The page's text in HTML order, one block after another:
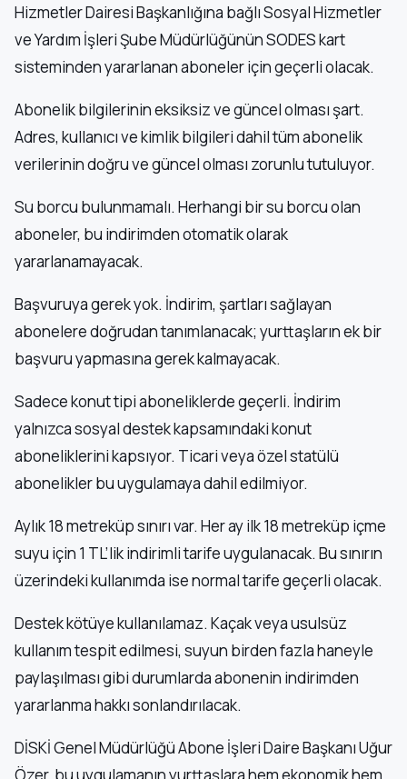
Hizmetler Dairesi Başkanlığına bağlı Sosyal Hizmetler
ve Yardım İşleri Şube Müdürlüğünün SODES kart
sisteminden yararlanan aboneler için geçerli olacak.
Abonelik bilgilerinin eksiksiz ve güncel olması şart.
Adres, kullanıcı ve kimlik bilgileri dahil tüm abonelik
verilerinin doğru ve güncel olması zorunlu tutuluyor.
Su borcu bulunmamalı. Herhangi bir su borcu olan
aboneler, bu indirimden otomatik olarak
yararlanamayacak.
Başvuruya gerek yok. İndirim, şartları sağlayan
abonelere doğrudan tanımlanacak; yurttaşların ek bir
başvuru yapmasına gerek kalmayacak.
Sadece konut tipi aboneliklerde geçerli. İndirim
yalnızca sosyal destek kapsamındaki konut
aboneliklerini kapsıyor. Ticari veya özel statülü
abonelikler bu uygulamaya dahil edilmiyor.
Aylık 18 metreküp sınırı var. Her ay ilk 18 metreküp içme
suyu için 1 TL’lik indirimli tarife uygulanacak. Bu sınırın
üzerindeki kullanımda ise normal tarife geçerli olacak.
Destek kötüye kullanılamaz. Kaçak veya usulsüz
kullanım tespit edilmesi, suyun birden fazla haneyle
paylaşılması gibi durumlarda abonenin indirimden
yararlanma hakkı sonlandırılacak.
DİSKİ Genel Müdürlüğü Abone İşleri Daire Başkanı Uğur
Özer, bu uygulamanın yurttaşlara hem ekonomik hem